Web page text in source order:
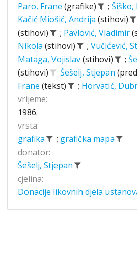
Paro, Frane (grafike) ; Šiško,
Kačić Miošić, Andrija (stihovi)
(stihovi)
; Pavlović, Vladimir
Nikola (stihovi) ; Vučićević,
Mataga, Vojislav(stihovi) ;
(stihovi)
Šešelj, Stjepan
Frane (tekst) ; Horvatić,
vrijeme:
1986.
vrsta:
grafika
; grafička mapa
donator:
Šešelj, Stjepan
cjelina:
Donacije likovnih djela